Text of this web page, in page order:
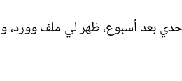
بعد أسبوع، ظهر لي ملف وورد،